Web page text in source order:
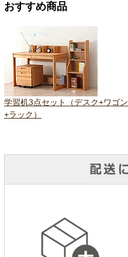
おすすめ商品
学習机3点セット（デスク+ワゴン
+ラック）